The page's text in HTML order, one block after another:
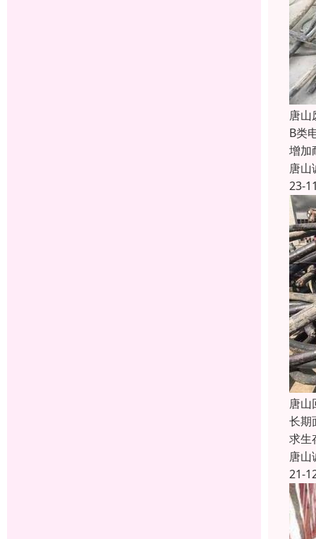
唐山
B类
增加
唐山
23-
唐山
长期
求生
唐山
21-